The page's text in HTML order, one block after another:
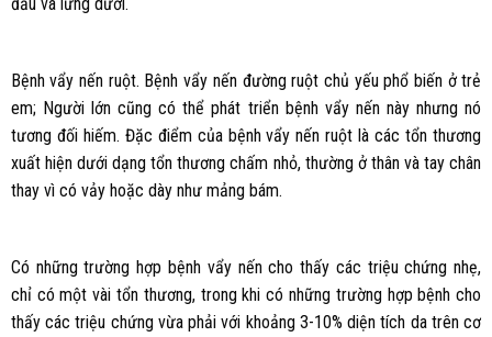
đầu và lưng dưới.
Bệnh vẩy nến ruột. Bệnh vẩy nến đường ruột chủ yếu phổ biến ở trẻ
em; Người lớn cũng có thể phát triển bệnh vẩy nến này nhưng nó
tương đối hiếm. Đặc điểm của bệnh vẩy nến ruột là các tổn thương
xuất hiện dưới dạng tổn thương chấm nhỏ, thường ở thân và tay chân
thay vì có vảy hoặc dày như mảng bám.
Có những trường hợp bệnh vẩy nến cho thấy các triệu chứng nhẹ,
chỉ có một vài tổn thương, trong khi có những trường hợp bệnh cho
thấy các triệu chứng vừa phải với khoảng 3-10% diện tích da trên cơ